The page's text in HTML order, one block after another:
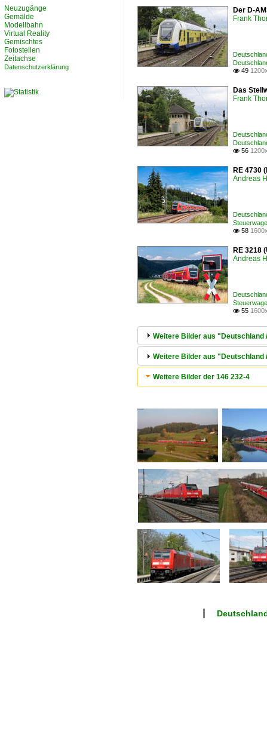
Der D-
Frank
 49
Das
Frank
 56
RE 4730
Andreas
 58
RE 3218
Andreas
 55
Weitere Bilder aus "Deutschland
Weitere Bilder aus
Weitere Bilder der 146 232-4
Neuzugänge
Gemälde
Modellbahn
Virtual Reality
Gemischtes
Fotostellen
Zeitachse
Datenschutzerklärung